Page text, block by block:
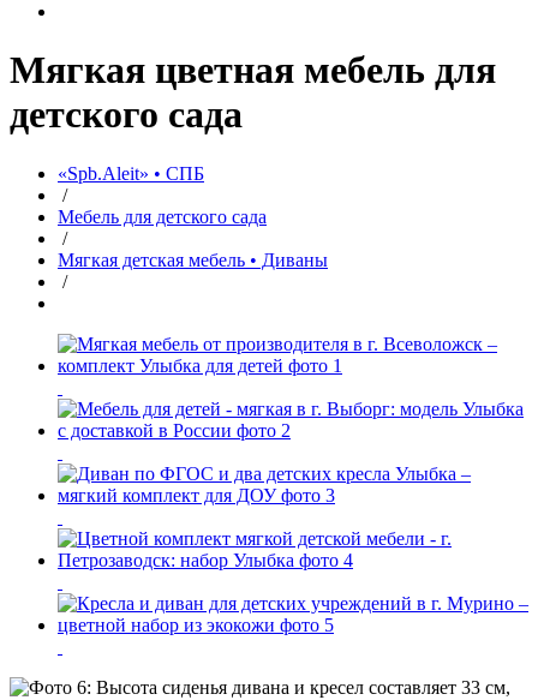
Мягкая цветная мебель для
детского сада
«Spb.Aleit» • СПБ
/
Мебель для детского сада
/
Мягкая детская мебель • Диваны
/